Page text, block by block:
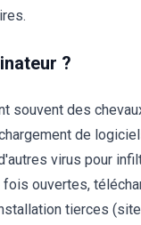
?
souvent des
de
virus pour
ouvertes,
tierces